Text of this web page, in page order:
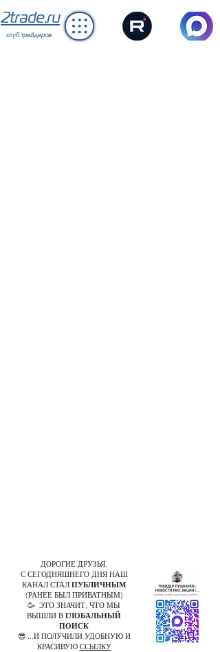
2trade.ru
клуб трейдеров
ДОРОГИЕ ДРУЗЬЯ,
С СЕГОДНЯШНЕГО ДНЯ НАШ
КАНАЛ СТАЛ ПУБЛИЧНЫМ
(РАНЕЕ БЫЛ ПРИВАТНЫМ)
🥳 ЭТО ЗНАЧИТ, ЧТО МЫ
ВЫШЛИ В ГЛОБАЛЬНЫЙ
ПОИСК
😎 ...И ПОЛУЧИЛИ УДОБНУЮ И
КРАСИВУЮ ССЫЛКУ